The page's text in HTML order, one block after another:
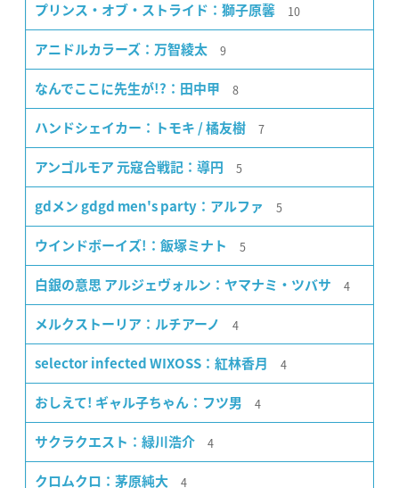
プリンス・オブ・ストライド：獅子原馨 10
アニドルカラーズ：万智綾太 9
なんでここに先生が!?：田中甲 8
ハンドシェイカー：トモキ / 橘友樹 7
アンゴルモア 元寇合戦記：導円 5
gdメン gdgd men's party：アルファ 5
ウインドボーイズ!：飯塚ミナト 5
白銀の意思 アルジェヴォルン：ヤマナミ・ツバサ 4
メルクストーリア：ルチアーノ 4
selector infected WIXOSS：紅林香月 4
おしえて! ギャル子ちゃん：フツ男 4
サクラクエスト：緑川浩介 4
クロムクロ：茅原純大 4